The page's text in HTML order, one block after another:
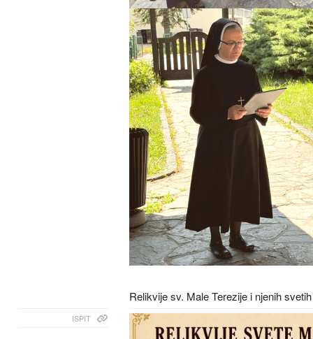
Relikvije sv. Male Terezije i njenih
ISPIT